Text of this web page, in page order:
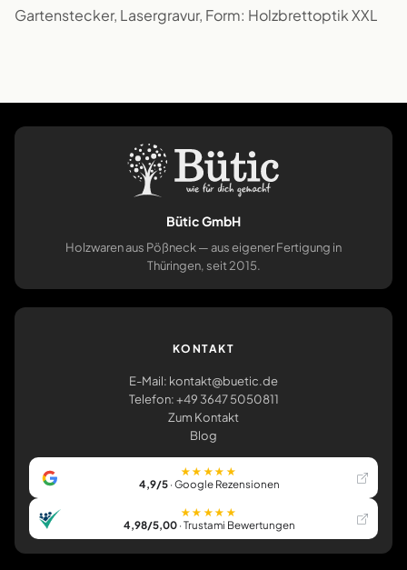
Gartenstecker, Lasergravur, Form: Holzbrettoptik XXL
Bütic GmbH
Holzwaren aus Pößneck — aus eigener Fertigung in
Thüringen, seit 2015.
KONTAKT
E-Mail: kontakt@buetic.de
Telefon: +49 3647 5050811
Zum Kontakt
Blog
★★★★★
4,9/5· Google Rezensionen
★★★★★
4,98/5,00· Trustami Bewertungen